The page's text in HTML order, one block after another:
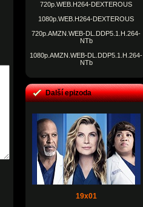
720p.WEB.H264-DEXTEROUS
1080p.WEB.H264-DEXTEROUS
720p.AMZN.WEB-DL.DDP5.1.H.264-
NTb
1080p.AMZN.WEB-DL.DDP5.1.H.264-
NTb
Další epizoda
19x01